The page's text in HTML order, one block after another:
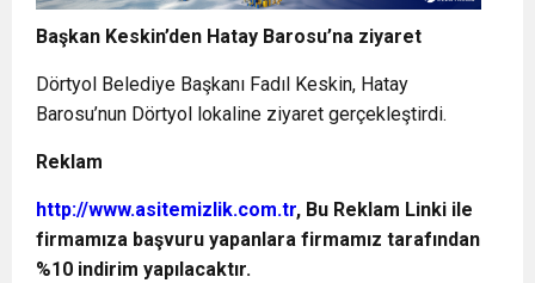
Başkan Keskin’den Hatay Barosu’na ziyaret
Dörtyol Belediye Başkanı Fadıl Keskin, Hatay
Barosu’nun Dörtyol lokaline ziyaret gerçekleştirdi.
Reklam
http://www.asitemizlik.com.tr, Bu Reklam Linki ile
firmamıza başvuru yapanlara firmamız tarafından
%10 indirim yapılacaktır.